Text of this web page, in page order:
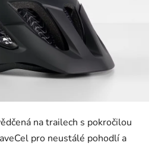
na trailech s pokročilou
pro neustálé pohodlí a